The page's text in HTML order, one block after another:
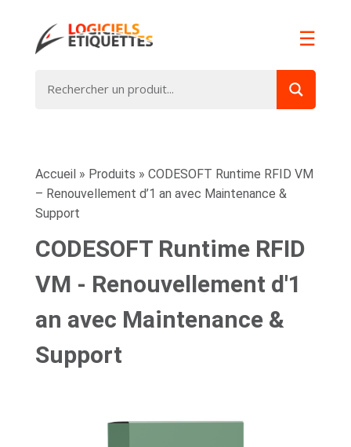
☰
Accueil » Produits » CODESOFT Runtime RFID VM
– Renouvellement d’1 an avec Maintenance &
Support
CODESOFT Runtime RFID
VM - Renouvellement d'1
an avec Maintenance &
Support